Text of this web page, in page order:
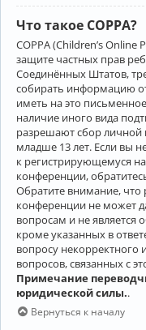
Что такое COPPA?
COPPA (Children’s
защите частных прав
Соединённых Штатов,
собирать информацию
иметь на это
наличие иного вида
разрешают сбор
младше 13 лет. Если вы
к регистрирующемуся
конференции,
Обратите внимание,
конференции не может
вопросам и не
кроме указанных в
вопросу
вопросов, связанных с
Примечание
юридической силы..
Вернуться к началу